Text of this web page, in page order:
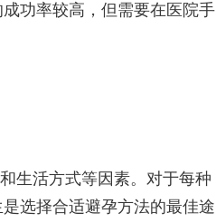
功率较高，但需要在医院手
生活方式等因素。对于每种
选择合适避孕方法的最佳途